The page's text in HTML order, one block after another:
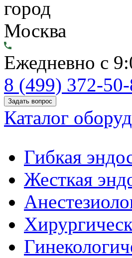
город
Москва
Ежедневно с
8 (499) 372-50-
Задать вопрос
Каталог
Гибкая
Жесткая